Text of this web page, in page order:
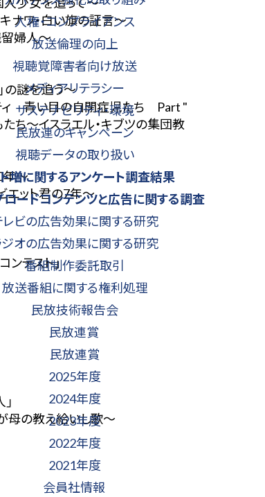
人権・コンプライアンス
放送倫理の向上
視聴覚障害者向け放送
メディアリテラシー
サステナビリティ・環境
民放連のキャンペーン
視聴データの取り扱い
増に関するアンケート調査結果
ードコンテンツと広告に関する調査
レビの広告効果に関する研究
ジオの広告効果に関する研究
番組制作委託取引
放送番組に関する権利処理
民放技術報告会
民放連賞
民放連賞
2025年度
2024年度
2023年度
2022年度
2021年度
会員社情報
ワ・白い旗の証言～
婦人～
の謎を追う～
ィ 青い目の自閉症児たち Part "
ち～イスラエル・キブツの集団教
年～
ット君の7年～
テスト」
の教え給いし歌～